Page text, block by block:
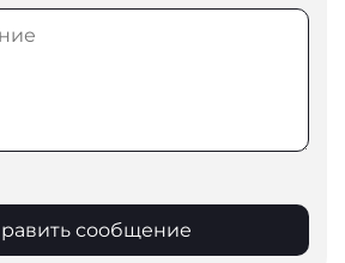
сообщение